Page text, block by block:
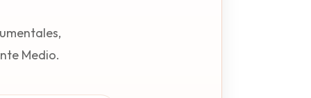
Medio.